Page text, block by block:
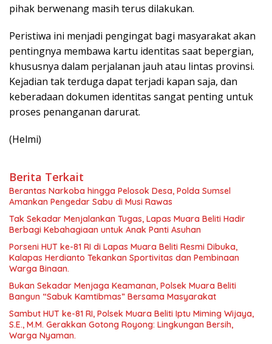
pihak berwenang masih terus dilakukan.
Peristiwa ini menjadi pengingat bagi masyarakat akan
pentingnya membawa kartu identitas saat bepergian,
khususnya dalam perjalanan jauh atau lintas provinsi.
Kejadian tak terduga dapat terjadi kapan saja, dan
keberadaan dokumen identitas sangat penting untuk
proses penanganan darurat.
(Helmi)
Berita Terkait
Berantas Narkoba hingga Pelosok Desa, Polda Sumsel
Amankan Pengedar Sabu di Musi Rawas
Tak Sekadar Menjalankan Tugas, Lapas Muara Beliti Hadir
Berbagi Kebahagiaan untuk Anak Panti Asuhan
Porseni HUT ke-81 RI di Lapas Muara Beliti Resmi Dibuka,
Kalapas Herdianto Tekankan Sportivitas dan Pembinaan
Warga Binaan.
Bukan Sekadar Menjaga Keamanan, Polsek Muara Beliti
Bangun “Sabuk Kamtibmas” Bersama Masyarakat
Sambut HUT ke-81 RI, Polsek Muara Beliti Iptu Miming Wijaya,
S.E., M.M. Gerakkan Gotong Royong: Lingkungan Bersih,
Warga Nyaman.